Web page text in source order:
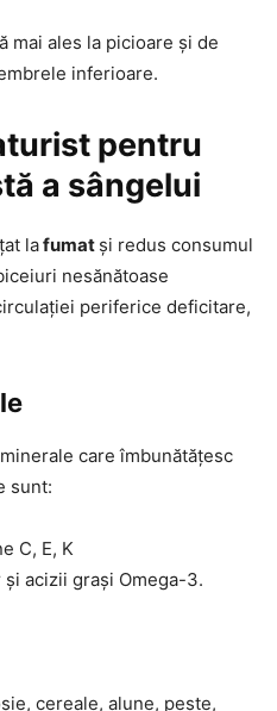
mai ales la picioare și de
inferioare.
pentru
a sângelui
lafumat și redus consumul
nesănătoase
periferice deficitare,
care îmbunătățesc
sunt:
C, E, K
acizii grași Omega-3.
cereale, alune, pește,